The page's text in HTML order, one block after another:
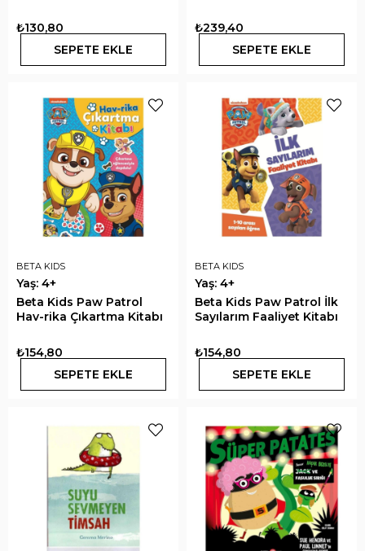
₺130,80
SEPETE EKLE
₺239,40
SEPETE EKLE
BETA KIDS
Yaş: 4+
Beta Kids Paw Patrol
Hav-rika Çıkartma Kitabı
₺154,80
SEPETE EKLE
BETA KIDS
Yaş: 4+
Beta Kids Paw Patrol İlk
Sayılarım Faaliyet Kitabı
₺154,80
SEPETE EKLE